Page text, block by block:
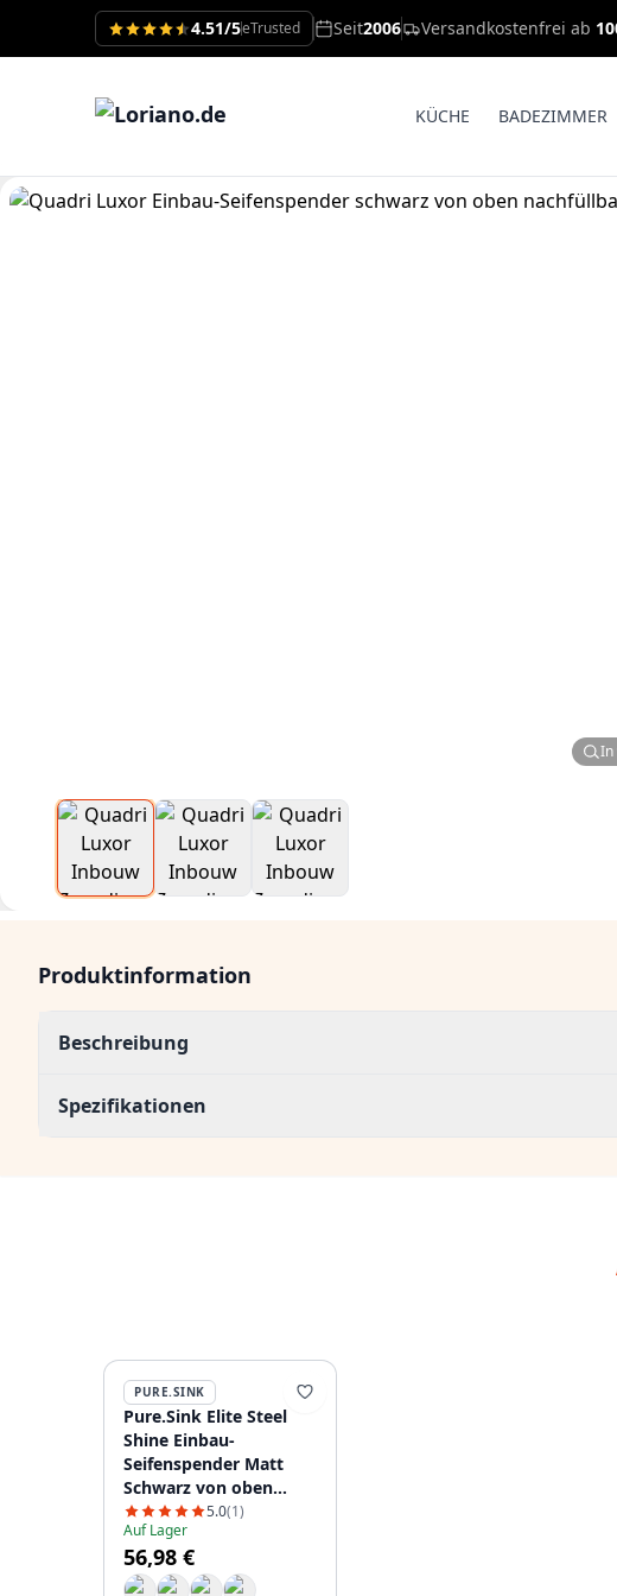
4.51/5eTrusted Seit2006 Versandkostenfrei ab
KÜCHE BADEZIMMER
In
Produktinformation
Beschreibung
Spezifikationen
PURE.SINK
Pure.Sink Elite Steel
Shine Einbau-
Seifenspender Matt
Schwarz von oben
nachfüllbar PS9010-10
5.0(1)
Auf Lager
56,98 €